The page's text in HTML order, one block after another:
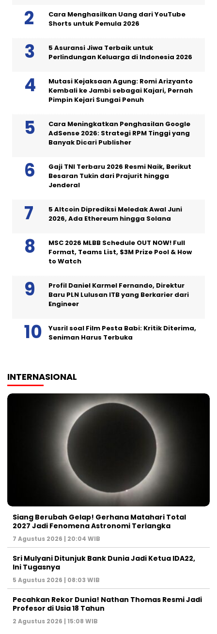
Cara Menghasilkan Uang dari YouTube
Shorts untuk Pemula 2026
5 Asuransi Jiwa Terbaik untuk
Perlindungan Keluarga di Indonesia 2026
Mutasi Kejaksaan Agung: Romi Arizyanto
Kembali ke Jambi sebagai Kajari, Pernah
Pimpin Kejari Sungai Penuh
Cara Meningkatkan Penghasilan Google
AdSense 2026: Strategi RPM Tinggi yang
Banyak Dicari Publisher
Gaji TNI Terbaru 2026 Resmi Naik, Berikut
Besaran Tukin dari Prajurit hingga
Jenderal
5 Altcoin Diprediksi Meledak Awal Juni
2026, Ada Ethereum hingga Solana
MSC 2026 MLBB Schedule OUT NOW! Full
Format, Teams List, $3M Prize Pool & How
to Watch
Profil Daniel Karmel Fernando, Direktur
Baru PLN Lulusan ITB yang Berkarier dari
Engineer
Yusril soal Film Pesta Babi: Kritik Diterima,
Seniman Harus Terbuka
INTERNASIONAL
Siang Berubah Gelap! Gerhana Matahari Total
2027 Jadi Fenomena Astronomi Terlangka
7 Agustus 2026 | 20:04 WIB
Sri Mulyani Ditunjuk Bank Dunia Jadi Ketua IDA22,
Ini Tugasnya
5 Agustus 2026 | 08:03 WIB
Pecahkan Rekor Dunia! Nathan Thomas Resmi Jadi
Profesor di Usia 18 Tahun
2 Agustus 2026 | 15:08 WIB